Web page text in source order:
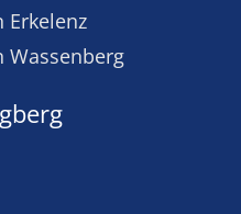
Erkelenz
Wassenberg